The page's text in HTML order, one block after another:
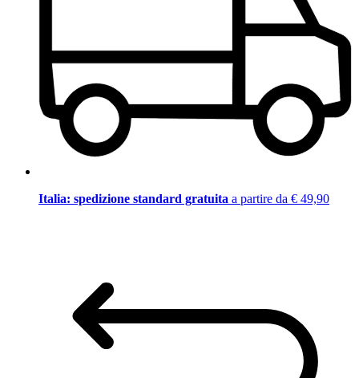
Italia: spedizione standard gratuita a partire da € 49,90